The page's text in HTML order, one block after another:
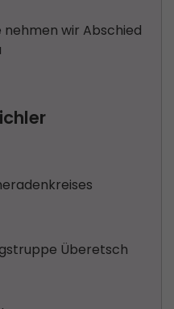
nehmen wir Abschied
Überetsch